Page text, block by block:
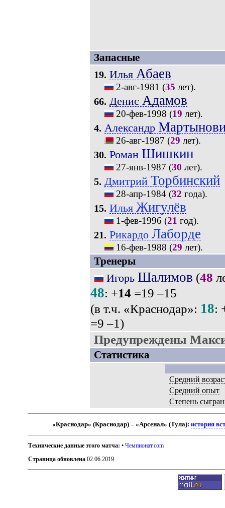
Запасные
19. Илья Абаев
2-авг-1981 (35 лет).
66. Денис Адамов
20-фев-1998 (19 лет).
4. Александр
26-авг-1987 (29 лет).
30. Роман Шишкин
27-янв-1987 (30 лет).
5. Дмитрий Торбинский
28-апр-1984(32 года).
15. Илья Жигулёв
1-фев-1996 (21 год).
21. Рикардо Лаборде
16-фев-1988 (29 лет).
Тренеры
Игорь Шалимов (48
48: +14 =19 –15
(в т.ч. «Краснодар»: 18:
=9 –1)
Предупреждены
Статистика
Средний
Средний опыт
Степень
«Краснодар» (Краснодар) – «Арсенал» (Тула):история
Технические данные этого матча: •Чемпионат.com
Страница обновлена 02.06.2019